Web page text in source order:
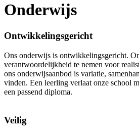
Onderwijs
Ontwikkelingsgericht
Ons onderwijs is ontwikkelingsgericht.
verantwoordelijkheid te nemen voor
ons onderwijsaanbod is variatie,
vinden. Een leerling verlaat onze school
een passend diploma.
Veilig